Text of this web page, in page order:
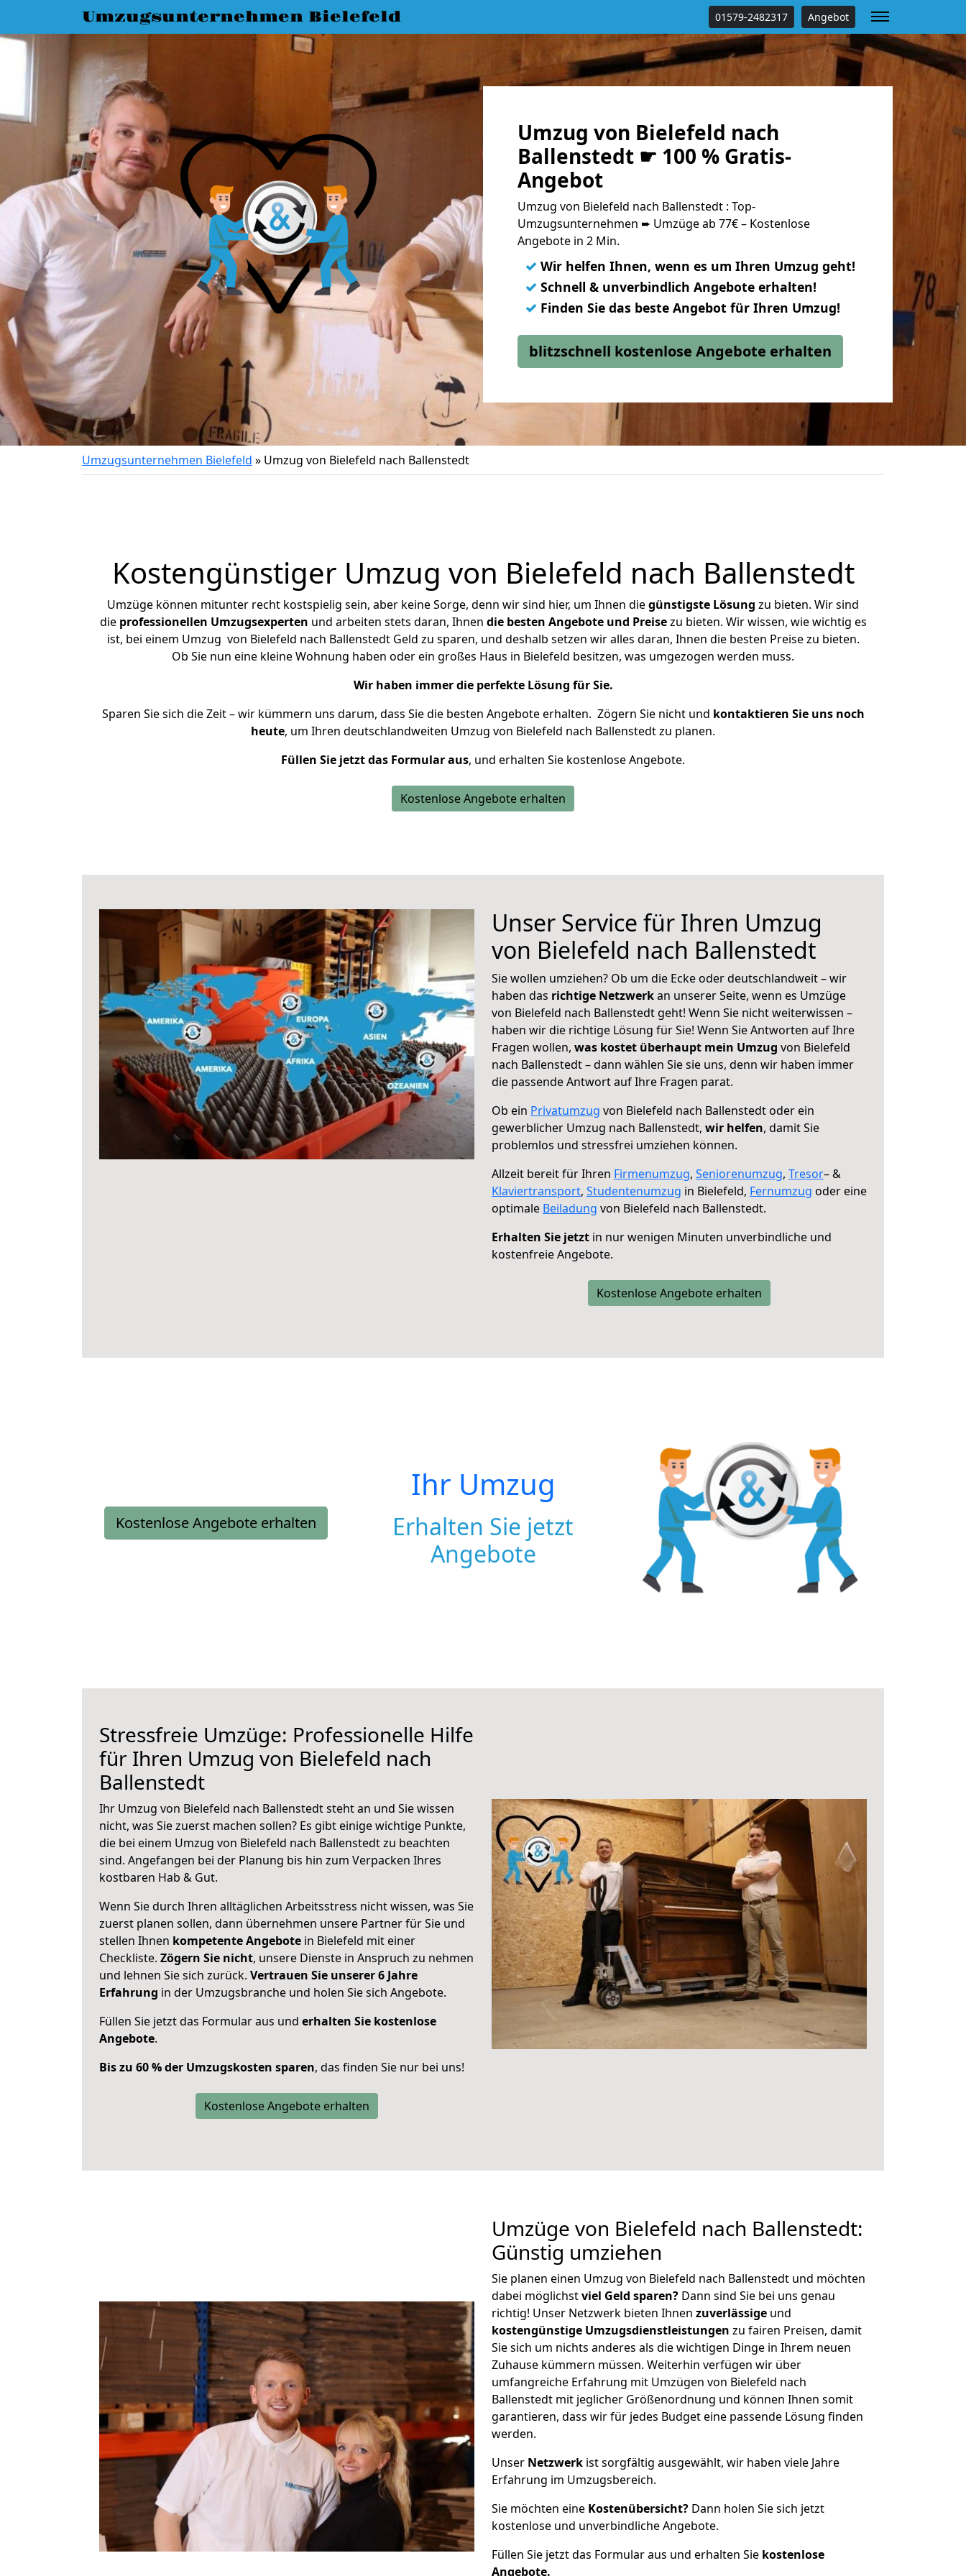
Umzugsunternehmen Bielefeld 01579-2482317 Angebot
Umzug von Bielefeld nach
Ballenstedt ☛ 100 % Gratis-
Angebot
Umzug von Bielefeld nach Ballenstedt : Top-
Umzugsunternehmen ➨ Umzüge ab 77€ – Kostenlose
Angebote in 2 Min.
✓ Wir helfen Ihnen, wenn es um Ihren Umzug geht!
✓ Schnell & unverbindlich Angebote erhalten!
✓ Finden Sie das beste Angebot für Ihren Umzug!
blitzschnell kostenlose Angebote erhalten
Umzugsunternehmen Bielefeld » Umzug von Bielefeld nach Ballenstedt
Kostengünstiger Umzug von Bielefeld nach Ballenstedt
Umzüge können mitunter recht kostspielig sein, aber keine Sorge, denn wir sind hier, um Ihnen diegünstigste Lösung zu bieten. Wir sind
die professionellen Umzugsexperten und arbeiten stets daran, Ihnen die besten Angebote und Preisezu bieten. Wir wissen, wie wichtig es
ist, bei einem Umzug von Bielefeld nach Ballenstedt Geld zu sparen, und deshalb setzen wir alles daran, Ihnen die besten Preise zu bieten.
Ob Sie nun eine kleine Wohnung haben oder ein großes Haus in Bielefeld besitzen, was umgezogen werden muss.
Wir haben immer die perfekte Lösung für Sie.
Sparen Sie sich die Zeit – wir kümmern uns darum, dass Sie die besten Angebote erhalten. Zögern Sie nicht und kontaktieren Sie uns noch
heute, um Ihren deutschlandweiten Umzug von Bielefeld nach Ballenstedt zu planen.
Füllen Sie jetzt das Formular aus, und erhalten Sie kostenlose Angebote.
Kostenlose Angebote erhalten
Unser Service für Ihren Umzug
von Bielefeld nach Ballenstedt
Sie wollen umziehen? Ob um die Ecke oder deutschlandweit – wir
haben das richtige Netzwerkan unserer Seite, wenn es Umzüge
von Bielefeld nach Ballenstedt geht! Wenn Sie nicht weiterwissen –
haben wir die richtige Lösung für Sie! Wenn Sie Antworten auf Ihre
Fragen wollen, was kostet überhaupt mein Umzug von Bielefeld
nach Ballenstedt – dann wählen Sie sie uns, denn wir haben immer
die passende Antwort auf Ihre Fragen parat.
Ob ein Privatumzug von Bielefeld nach Ballenstedt oder ein
gewerblicher Umzug nach Ballenstedt, wir helfen, damit Sie
problemlos und stressfrei umziehen können.
Allzeit bereit für Ihren Firmenumzug, Seniorenumzug, Tresor– &
Klaviertransport, Studentenumzug in Bielefeld, Fernumzug oder eine
optimale Beiladung von Bielefeld nach Ballenstedt.
Erhalten Sie jetzt in nur wenigen Minuten unverbindliche und
kostenfreie Angebote.
Kostenlose Angebote erhalten
Kostenlose Angebote erhalten
Ihr Umzug
Erhalten Sie jetzt
Angebote
Stressfreie Umzüge: Professionelle Hilfe
für Ihren Umzug von Bielefeld nach
Ballenstedt
Ihr Umzug von Bielefeld nach Ballenstedt steht an und Sie wissen
nicht, was Sie zuerst machen sollen? Es gibt einige wichtige Punkte,
die bei einem Umzug von Bielefeld nach Ballenstedt zu beachten
sind. Angefangen bei der Planung bis hin zum Verpacken Ihres
kostbaren Hab & Gut.
Wenn Sie durch Ihren alltäglichen Arbeitsstress nicht wissen, was Sie
zuerst planen sollen, dann übernehmen unsere Partner für Sie und
stellen Ihnen kompetente Angebote in Bielefeld mit einer
Checkliste. Zögern Sie nicht, unsere Dienste in Anspruch zu nehmen
und lehnen Sie sich zurück. Vertrauen Sie unserer 6 Jahre
Erfahrung in der Umzugsbranche und holen Sie sich Angebote.
Füllen Sie jetzt das Formular aus und erhalten Sie kostenlose
Angebote.
Bis zu 60 % der Umzugskosten sparen, das finden Sie nur bei uns!
Kostenlose Angebote erhalten
Umzüge von Bielefeld nach Ballenstedt:
Günstig umziehen
Sie planen einen Umzug von Bielefeld nach Ballenstedt und möchten
dabei möglichstviel Geld sparen? Dann sind Sie bei uns genau
richtig! Unser Netzwerk bieten Ihnen zuverlässige und
kostengünstige Umzugsdienstleistungen zu fairen Preisen, damit
Sie sich um nichts anderes als die wichtigen Dinge in Ihrem neuen
Zuhause kümmern müssen. Weiterhin verfügen wir über
umfangreiche Erfahrung mit Umzügen von Bielefeld nach
Ballenstedt mit jeglicher Größenordnung und können Ihnen somit
garantieren, dass wir für jedes Budget eine passende Lösung finden
werden.
Unser Netzwerk ist sorgfältig ausgewählt, wir haben viele Jahre
Erfahrung im Umzugsbereich.
Sie möchten eine Kostenübersicht? Dann holen Sie sich jetzt
kostenlose und unverbindliche Angebote.
Füllen Sie jetzt das Formular aus und erhalten Sie kostenlose
Angebote.